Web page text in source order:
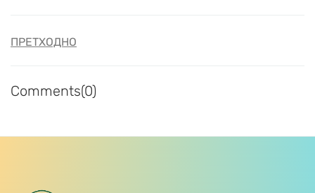
ПРЕТХОДНО
Comments(0)